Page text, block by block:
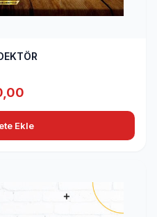
aralığı:
₺19.000,00
Ekle